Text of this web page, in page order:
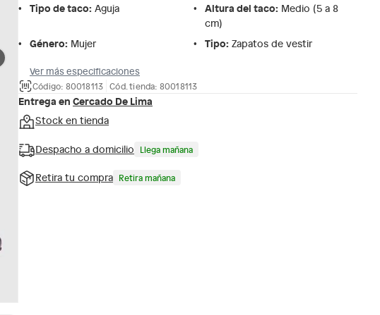
Tipo de taco: Aguja Altura del taco: Medio (5 a 8
cm)
Género: Mujer Tipo: Zapatos de vestir
Ver más especificaciones
Código: 80018113 Cód. tienda: 80018113
Entrega en Cercado De Lima
Stock en tienda
Despacho a domicilio Llega mañana
Retira tu compra Retira mañana